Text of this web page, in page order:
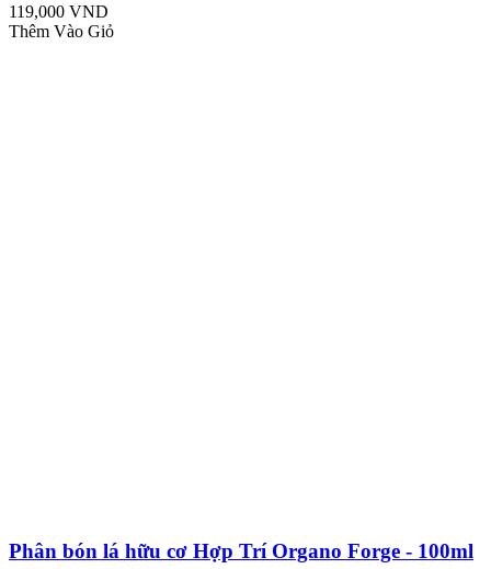
119,000 VND
Thêm Vào Giỏ
Phân bón lá hữu cơ Hợp Trí Organo Forge - 100ml